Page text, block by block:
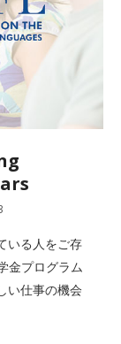
いる人をご存
金プログラム
い仕事の機会